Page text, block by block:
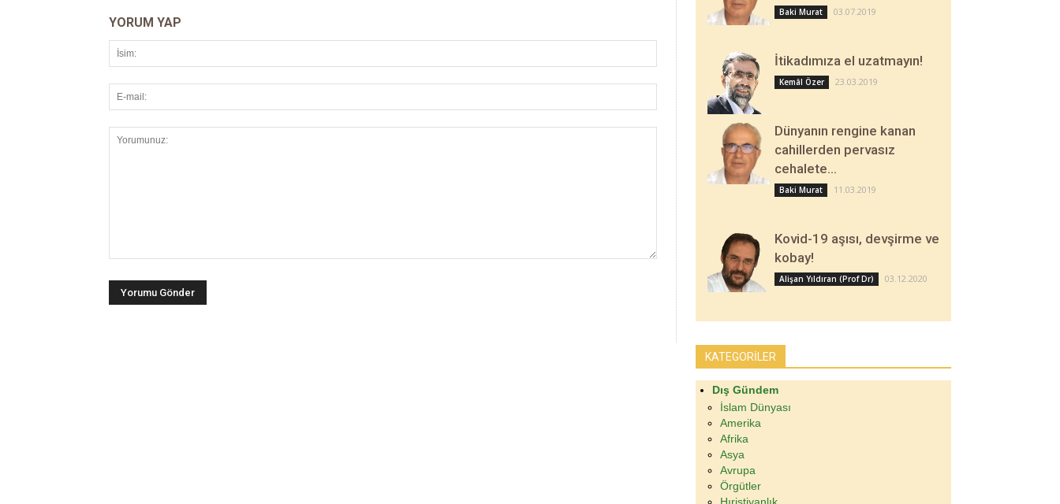
YORUM YAP
Baki Murat 03.07.2019
İtikadımıza el uzatmayın!
Kemâl Özer 23.03.2019
Dünyanın rengine kanan
cahillerden pervasız
cehalete…
Baki Murat 11.03.2019
Kovid-19 aşısı, devşirme ve
kobay!
Alişan Yıldıran (Prof Dr) 03.12.2020
KATEGORİLER
Dış Gündem
İslam Dünyası
Amerika
Afrika
Asya
Avrupa
Örgütler